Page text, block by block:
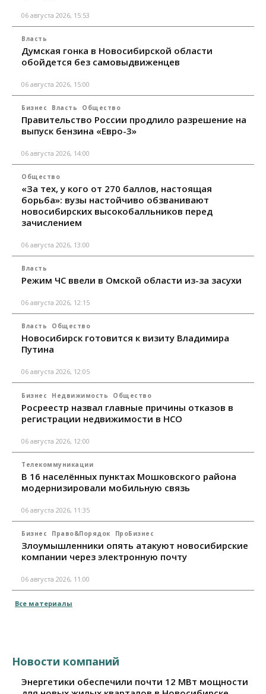
06 августа 2026, 15:53
Власть
Думская гонка в Новосибирской области
обойдется без самовыдвиженцев
06 августа 2026, 15:00
Бизнес Власть Общество
Правительство России продлило разрешение на
выпуск бензина «Евро-3»
06 августа 2026, 14:00
Общество
«За тех, у кого от 270 баллов, настоящая
борьба»: вузы настойчиво обзванивают
новосибирских высокобалльников перед
зачислением
06 августа 2026, 13:00
Власть
Режим ЧС ввели в Омской области из-за засухи
06 августа 2026, 12:15
Власть Общество
Новосибирск готовится к визиту Владимира
Путина
06 августа 2026, 12:05
Бизнес Недвижимость Общество
Росреестр назвал главные причины отказов в
регистрации недвижимости в НСО
06 августа 2026, 12:00
Телекоммуникации
В 16 населённых пунктах Мошковского района
модернизировали мобильную связь
06 августа 2026, 11:35
Бизнес Право&Порядок ПроБизнес
Злоумышленники опять атакуют новосибирские
компании через электронную почту
06 августа 2026, 11:00
Все материалы
Новости компаний
Энергетики обеспечили почти 12 МВт мощности